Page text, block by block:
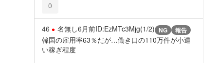
0
46 名無し6月前ID:EzMTc3Mjg(1/2) NG 報告
韓国の雇用率63％だが…働き口の110万件が小遣
い稼ぎ程度